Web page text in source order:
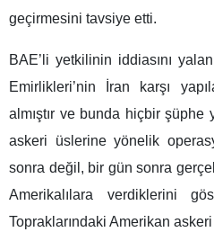
geçirmesini tavsiye etti.
BAE’li yetkilinin iddiasını
Emirlikleri’nin İran karşı
almıştır ve bunda hiçbir şüphe
askeri üslerine yönelik
sonra değil, bir gün sonra
Amerikalılara verdiklerini
Topraklarındaki Amerikan